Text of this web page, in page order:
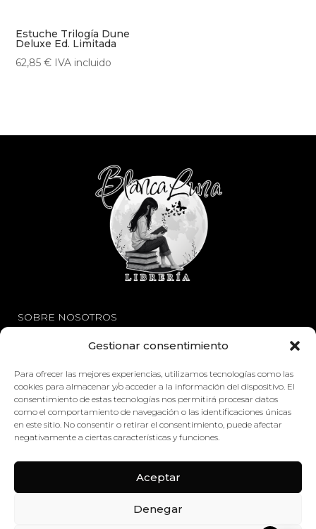
Gestionar consentimiento
Para ofrecer las mejores experiencias, utilizamos tecnologías como las
cookies para almacenar y/o acceder a la información del dispositivo. El
consentimiento de estas tecnologías nos permitirá procesar datos
como el comportamiento de navegación o las identificaciones únicas
en este sitio. No consentir o retirar el consentimiento, puede afectar
negativamente a ciertas características y funciones.
Aceptar
Denegar
Estuche Trilogía Dune
Deluxe Ed. Limitada
62,85€ IVA incluido
SOBRE NOSOTROS
Política de Privacidad
Política de Cookies
ENLACES
Mi Cuenta